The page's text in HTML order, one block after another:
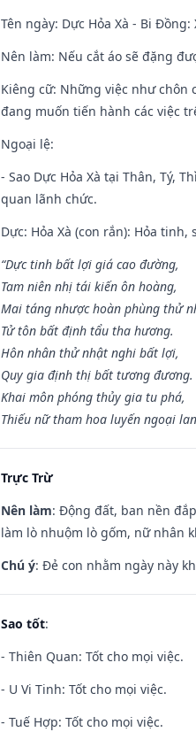
Tên ngày: Dực Hỏa Xà - Bi
Nên làm: Nếu cắt áo sẽ đặng
Kiêng cữ: Những việc như chôn
đang muốn tiến hành các việc
Ngoại lệ:
- Sao Dực Hỏa Xà tại Thân, Tý,
quan lãnh chức.
Dực: Hỏa Xà (con rắn): Hỏa
“Dực tinh bất lợi giá cao đường,
Tam niên nhị tái kiến ôn hoàng,
Mai táng nhược hoàn phùng thử
Tử tôn bất định tẩu tha hương.
Hôn nhân thử nhật nghi bất lợi,
Quy gia định thị bất tương đương.
Khai môn phóng thủy gia tu phá,
Thiếu nữ tham hoa luyến ngoại
Trực Trừ
Nên làm: Động đất, ban nền
làm lò nhuộm lò gốm, nữ nhân
Chú ý: Đẻ con nhằm ngày này
Sao tốt:
- Thiên Quan: Tốt cho mọi việc.
- U Vi Tinh: Tốt cho mọi việc.
- Tuế Hợp: Tốt cho mọi việc.